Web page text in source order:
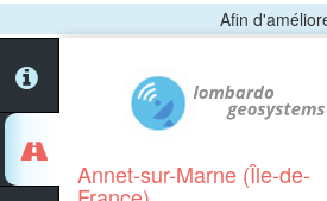
Afin
Annet-sur-Marne (Île-de-